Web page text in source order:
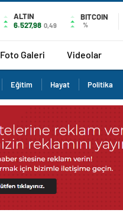
ALTIN
6.527,98 0,49
BITCOIN
%
Foto Galeri Videolar
Eğitim Hayat Politika